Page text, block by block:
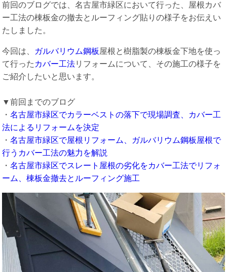
前回のブログでは、名古屋市緑区において行った、屋根カバ
ー工法の棟板金の撤去とルーフィング貼りの様子をお伝えい
たしました。
今回は、 ガルバリウム鋼板 屋根と樹脂製の棟板金下地を使っ
て行った カバー工法リフォームについて、その施工の様子を
ご紹介したいと思います。
▼前回までのブログ
・名古屋市緑区でカラーベストの落下で現場調査、カバー工
法によるリフォームを決定
・名古屋市緑区で屋根リフォーム、ガルバリウム鋼板屋根で
行うカバー工法の魅力を解説
・名古屋市緑区でスレート屋根の劣化をカバー工法でリフォ
ーム、棟板金撤去とルーフィング施工